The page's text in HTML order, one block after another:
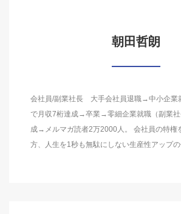
朝田哲朗
会社員/副業社長 大手会社員退職→中小企業
で月収7桁達成→卒業→零細企業就職（副業社
成→メルマガ読者2万2000人。 会社員の特権
方、人生を1秒も無駄にしない生産性アップの